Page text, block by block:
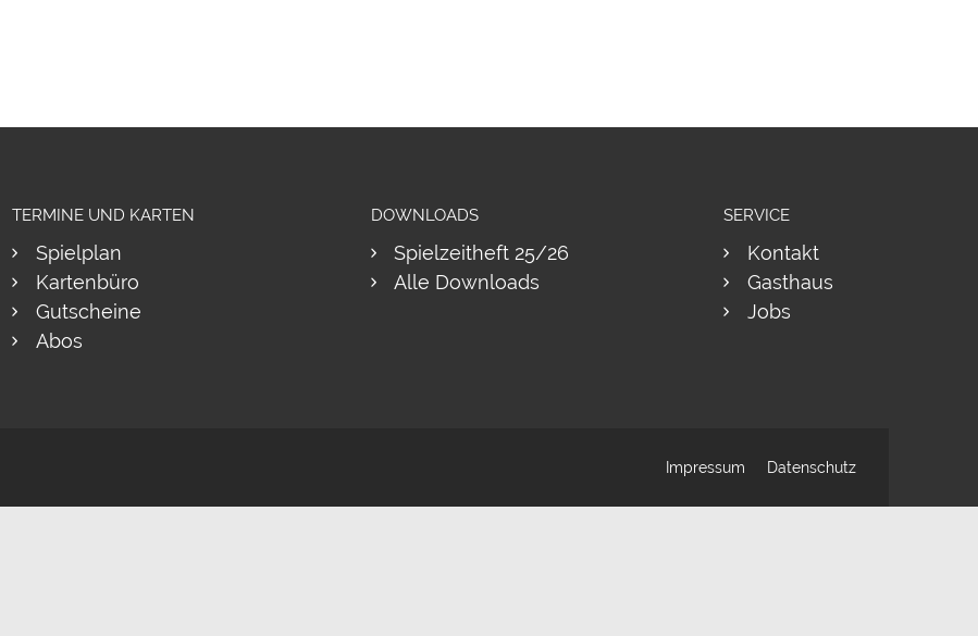
TERMINE UND KARTEN
Spielplan
Kartenbüro
Gutscheine
Abos
DOWNLOADS
Spielzeitheft 25/26
Alle Downloads
SERVICE
Kontakt
Gasthaus
Jobs
Impressum Datenschutz